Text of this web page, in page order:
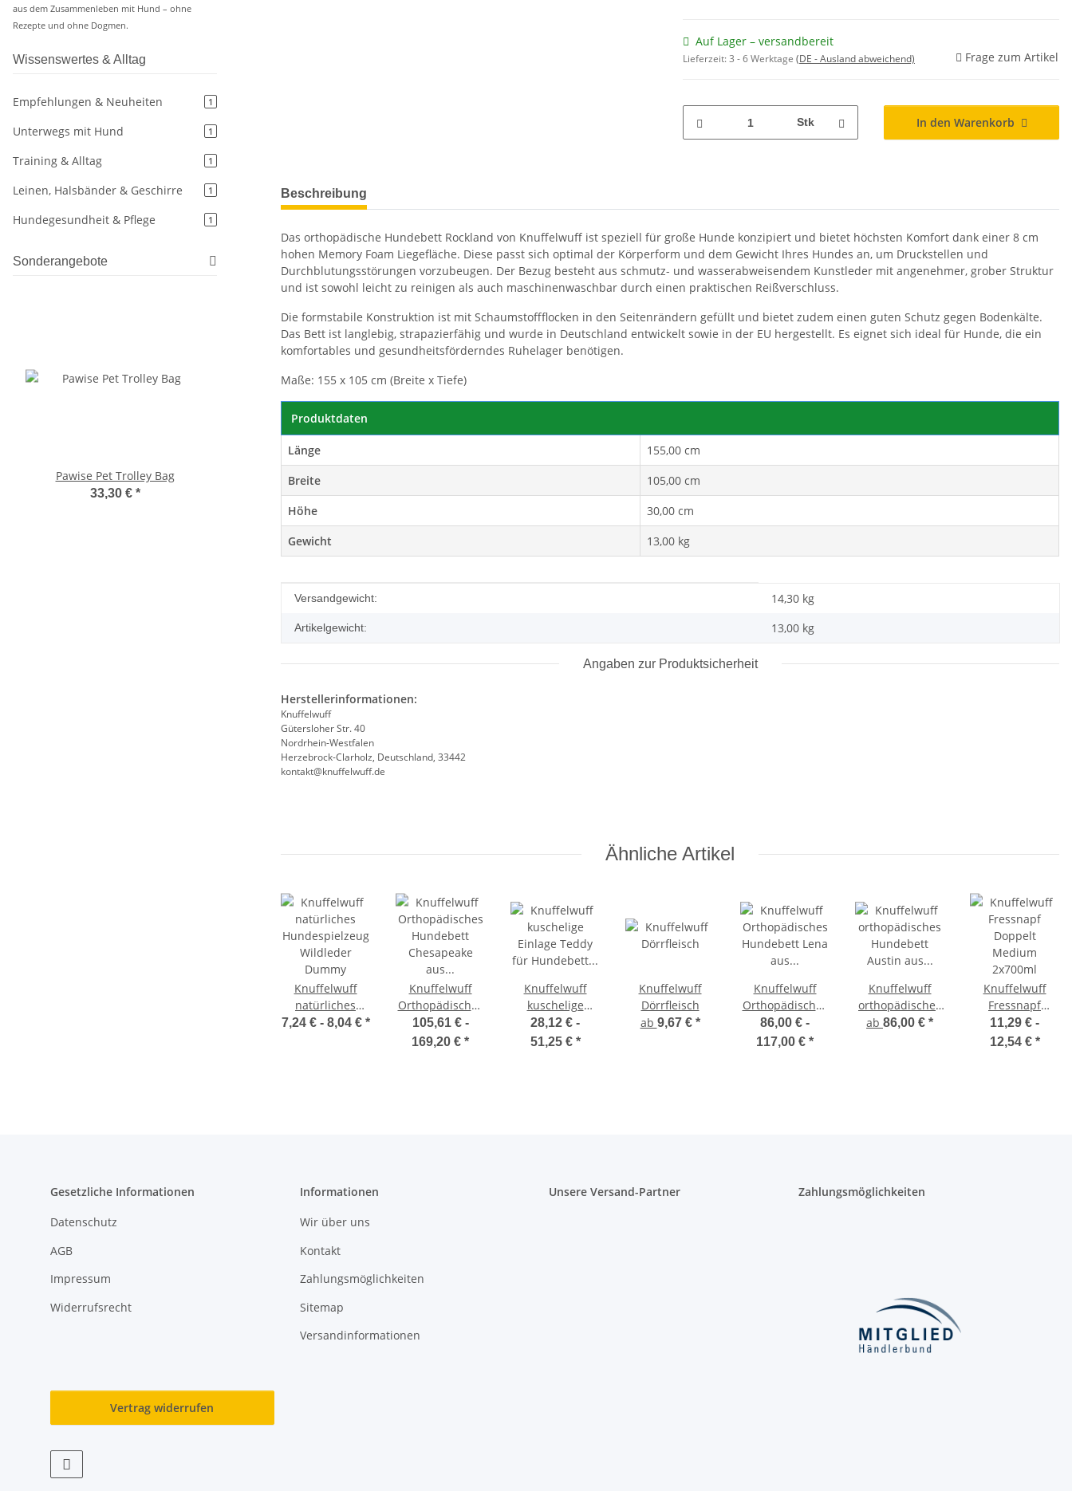
Auf Lager – versandbereit
Lieferzeit:3 - 6 Werktage (DE - Ausland abweichend) Frage zum Artikel
Stk In den Warenkorb
weitere Registerkarten anzeigen
Beschreibung
Das orthopädische Hundebett Rockland von Knuffelwuff ist speziell für große Hunde konzipiert und bietet höchsten Komfort dank einer 8 cm
hohen Memory Foam Liegefläche. Diese passt sich optimal der Körperform und dem Gewicht Ihres Hundes an, um Druckstellen und
Durchblutungsstörungen vorzubeugen. Der Bezug besteht aus schmutz- und wasserabweisendem Kunstleder mit angenehmer, grober Struktur
und ist sowohl leicht zu reinigen als auch maschinenwaschbar durch einen praktischen Reißverschluss.
Die formstabile Konstruktion ist mit Schaumstoffflocken in den Seitenrändern gefüllt und bietet zudem einen guten Schutz gegen Bodenkälte.
Das Bett ist langlebig, strapazierfähig und wurde in Deutschland entwickelt sowie in der EU hergestellt. Es eignet sich ideal für Hunde, die ein
komfortables und gesundheitsförderndes Ruhelager benötigen.
Maße: 155 x 105 cm (Breite x Tiefe)
Produktdaten
Länge
155,00 cm
Breite
105,00 cm
Höhe
30,00 cm
Gewicht
13,00 kg
Produkteigenschaft
Wert
Versandgewicht: 14,30 kg
Artikelgewicht: 13,00 kg
Angaben zur Produktsicherheit
Herstellerinformationen:
Knuffelwuff
Gütersloher Str. 40
Nordrhein-Westfalen
Herzebrock-Clarholz, Deutschland, 33442
kontakt@knuffelwuff.de
Ähnliche Artikel
Knuffelwuff
natürliches
Hundespielzeug
7,24 € - 8,04 € *
Knuffelwuff
Orthopädisches
Hundebett
Chesapeake aus
105,61 € -
169,20 € *
Knuffelwuff
kuschelige
Einlage Teddy
für Hundebett
28,12 € -
51,25 € *
Knuffelwuff
Dörrfleisch
ab 9,67 € *
Knuffelwuff
Orthopädisches
Hundebett Lena
aus Velours und
86,00 € -
117,00 € *
Knuffelwuff
orthopädisches
Hundebett
ab 86,00 € *
Knuffelwuff
Fressnapf
Doppelt
Medium
11,29 € -
12,54 € *
aus dem Zusammenleben mit Hund – ohne
Rezepte und ohne Dogmen.
Wissenswertes & Alltag
Empfehlungen & Neuheiten 1
Unterwegs mit Hund 1
Training & Alltag 1
Leinen, Halsbänder & Geschirre 1
Hundegesundheit & Pflege 1
Sonderangebote
Pawise Pet Trolley Bag
33,30 € *
Compaws Trolley London 40 cm
Grau
33,90 €
Gesetzliche Informationen
Datenschutz
AGB
Impressum
Widerrufsrecht
Informationen
Wir über uns
Kontakt
Zahlungsmöglichkeiten
Sitemap
Versandinformationen
Unsere Versand-Partner Zahlungsmöglichkeiten
Vertrag widerrufen